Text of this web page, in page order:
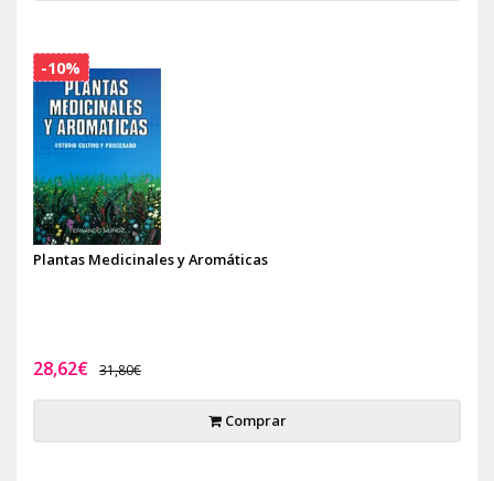
Plantas Medicinales y Aromáticas
28,62€ 31,80€
Comprar
-10%